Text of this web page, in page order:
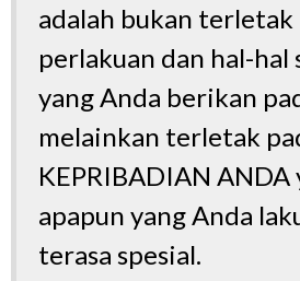
adalah bukan
perlakuan dan hal-hal
yang Anda berikan
melainkan terletak
KEPRIBADIAN
apapun yang Anda
terasa spesial.